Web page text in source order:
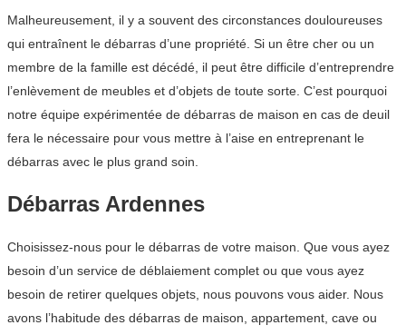
Malheureusement, il y a souvent des circonstances douloureuses
qui entraînent le débarras d’une propriété. Si un être cher ou un
membre de la famille est décédé, il peut être difficile d’entreprendre
l’enlèvement de meubles et d’objets de toute sorte. C’est pourquoi
notre équipe expérimentée de débarras de maison en cas de deuil
fera le nécessaire pour vous mettre à l’aise en entreprenant le
débarras avec le plus grand soin.
Débarras Ardennes
Choisissez-nous pour le débarras de votre maison. Que vous ayez
besoin d’un service de déblaiement complet ou que vous ayez
besoin de retirer quelques objets, nous pouvons vous aider. Nous
avons l’habitude des débarras de maison, appartement, cave ou